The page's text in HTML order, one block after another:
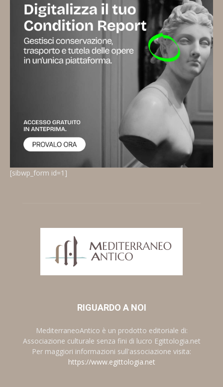
[sibwp_form id=1]
RIGUARDO A NOI
MediterraneoAntico è un prodotto editoriale di:
Associazione culturale senza fini di lucro Egittologia.net
Per maggiori informazioni sull'associazione visita:
https://www.egittologia.net